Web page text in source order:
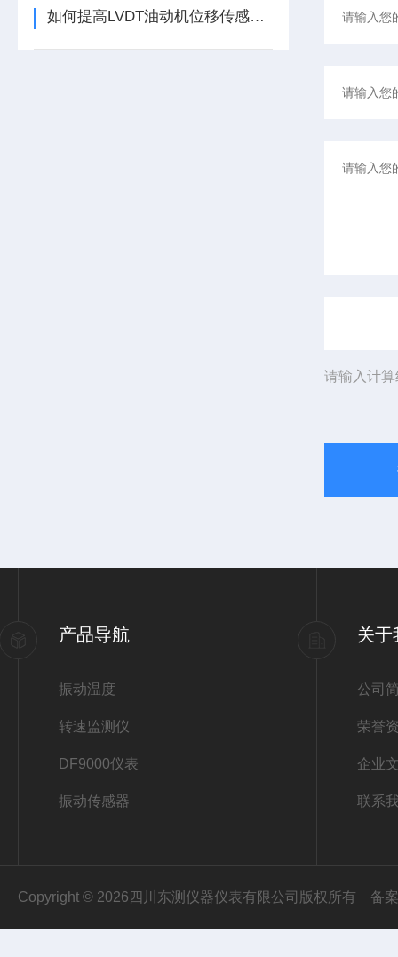
如何提高LVDT油动机位移传感器的精度？
请输入计
产品导航
振动温度
转速监测仪
DF9000仪表
振动传感器
关于
公司
荣誉
企业
联系
Copyright © 2026四川东测仪器仪表有限公司版权所有 备